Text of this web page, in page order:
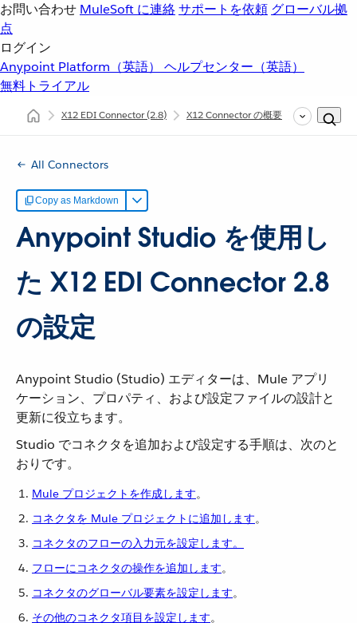
お問い合わせ MuleSoft に連絡サポートを依頼 グローバル拠
点
ログイン
Anypoint Platform（英語） ヘルプセンター（英語）
無料トライアル
X12 EDI Connector(2.8) X12 Connector の概要 Anypoint
All Connectors
Copy as Markdown
Anypoint Studio を使用し
た X12 EDI Connector 2.8
の設定
Anypoint Studio (Studio) エディターは、Mule アプリ
ケーション、プロパティ、および設定ファイルの設計と
更新に役立ちます。
Studio でコネクタを追加および設定する手順は、次のと
おりです。
Mule プロジェクトを作成します​。
コネクタを Mule プロジェクトに追加します​。
コネクタのフローの入力元を設定します。
フローにコネクタの操作を追加します​。
コネクタのグローバル要素を設定します​。
その他のコネクタ項目を設定します​。